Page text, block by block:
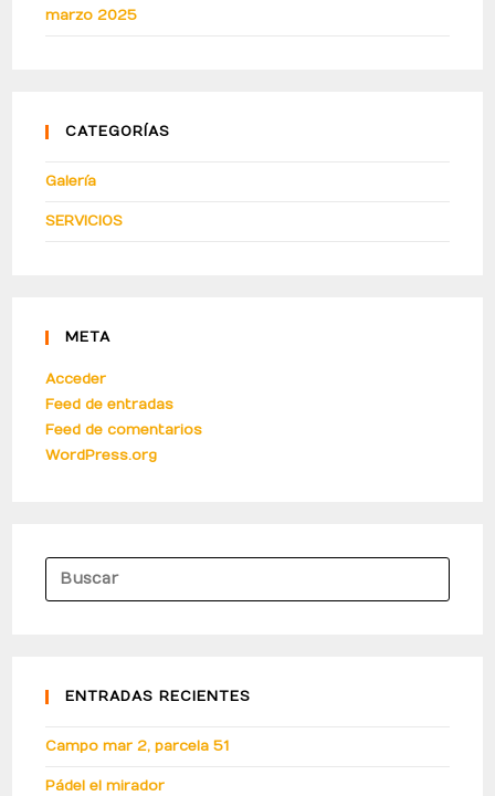
marzo 2025
CATEGORÍAS
Galería
SERVICIOS
META
Acceder
Feed de entradas
Feed de comentarios
WordPress.org
ENTRADAS RECIENTES
Campo mar 2, parcela 51
Pádel el mirador